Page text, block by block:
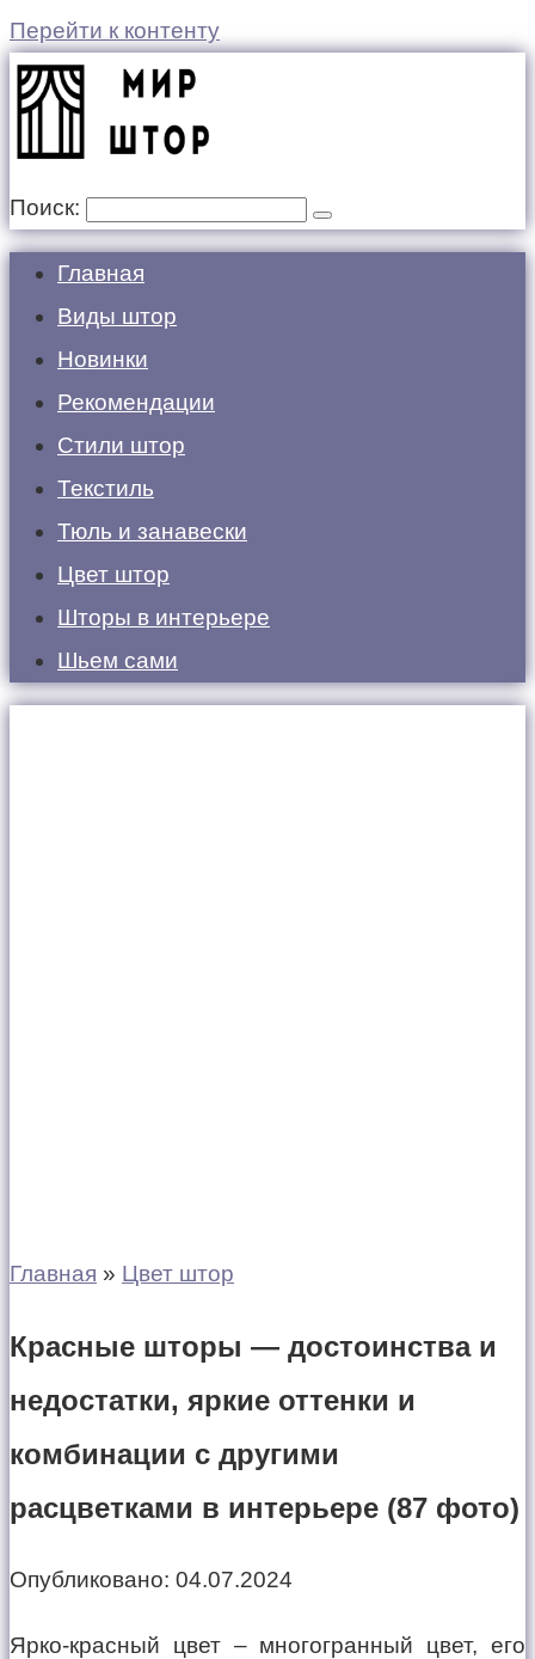
Перейти к контенту
Поиск:
Главная
Виды штор
Новинки
Рекомендации
Стили штор
Текстиль
Тюль и занавески
Цвет штор
Шторы в интерьере
Шьем сами
Главная » Цвет штор
Красные шторы — достоинства и
недостатки, яркие оттенки и
комбинации с другими
расцветками в интерьере (87 фото)
Опубликовано: 04.07.2024
Ярко-красный цвет – многогранный цвет, его